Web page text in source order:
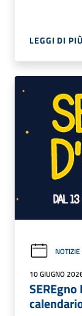
LEGGI DI PIÙ
NOTIZIE
10 GIUGNO
SEREgno